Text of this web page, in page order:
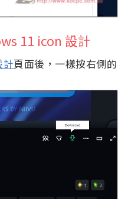
11 icon 設計
頁面後，一樣按右側的